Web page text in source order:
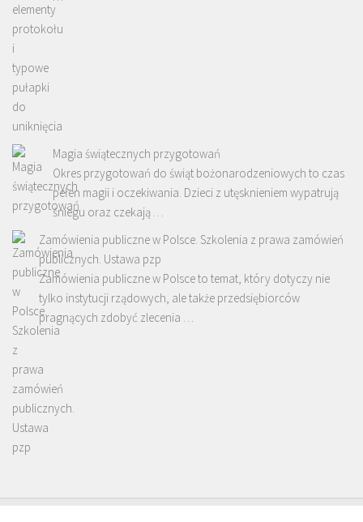
Magia świątecznych przygotowań
Okres przygotowań do świąt bożonarodzeniowych to czas
pełen magii i oczekiwania. Dzieci z utęsknieniem wypatrują
śniegu oraz czekają …
Zamówienia publiczne w Polsce. Szkolenia z prawa zamówień
publicznych. Ustawa pzp
Zamówienia publiczne w Polsce to temat, który dotyczy nie
tylko instytucji rządowych, ale także przedsiębiorców
pragnących zdobyć zlecenia …